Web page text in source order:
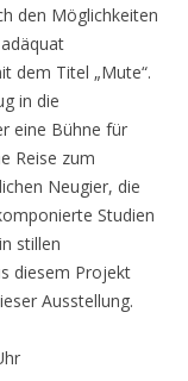
den Möglichkeiten
dem Titel „Mute“.
in die
eine Bühne für
Reise zum
Neugier, die
Studien
stillen
diesem Projekt
Ausstellung.